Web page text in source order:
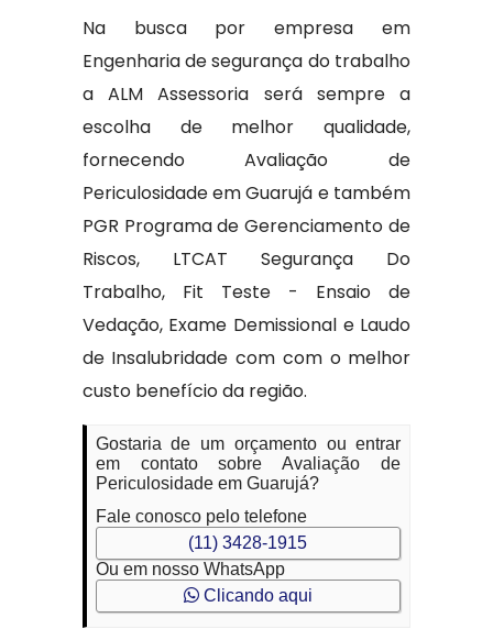
Na busca por empresa em
Engenharia de segurança do trabalho
a ALM Assessoria será sempre a
escolha de melhor qualidade,
fornecendo Avaliação de
Periculosidade em Guarujá e também
PGR Programa de Gerenciamento de
Riscos, LTCAT Segurança Do
Trabalho, Fit Teste - Ensaio de
Vedação, Exame Demissional e Laudo
de Insalubridade com com o melhor
custo benefício da região.
Gostaria de um orçamento ou entrar
em contato sobre Avaliação de
Periculosidade em Guarujá?
Fale conosco pelo telefone
(11) 3428-1915
Ou em nosso WhatsApp
Clicando aqui